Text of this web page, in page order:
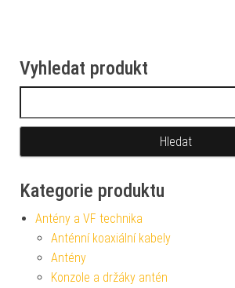
Vyhledat produkt
Kategorie produktu
Antény a VF technika
Anténní koaxiální kabely
Antény
Konzole a držáky antén